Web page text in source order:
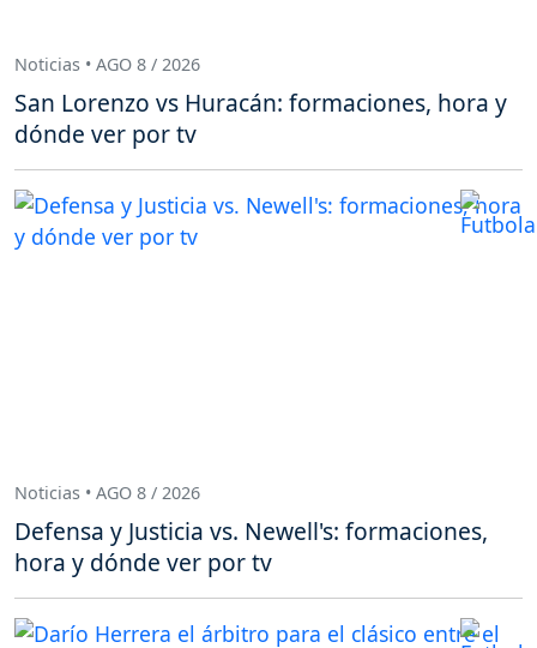
Noticias • AGO 8 / 2026
San Lorenzo vs Huracán: formaciones, hora y
dónde ver por tv
Noticias • AGO 8 / 2026
Defensa y Justicia vs. Newell's: formaciones,
hora y dónde ver por tv